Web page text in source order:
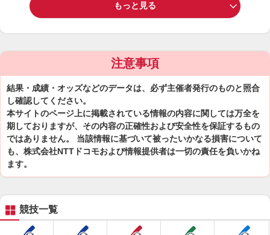
もっと見る
注意事項
結果・成績・オッズなどのデータは、必ず主催者発行のものと照合
し確認してください。
本サイトのページ上に掲載されている情報の内容に関しては万全を
期しておりますが、その内容の正確性および安全性を保証するもの
ではありません。 当該情報に基づいて被ったいかなる損害について
も、株式会社NTTドコモおよび情報提供者は一切の責任を負いかね
ます。
競技一覧